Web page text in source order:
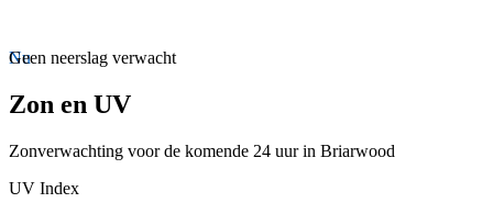
Nu
Geen neerslag verwacht
Zon en UV
Zonverwachting voor de komende 24 uur in Briarwood
UV Index